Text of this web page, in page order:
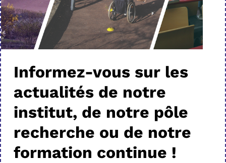
Informez-vous sur les
actualités de notre
institut, de notre pôle
recherche ou de notre
formation continue !